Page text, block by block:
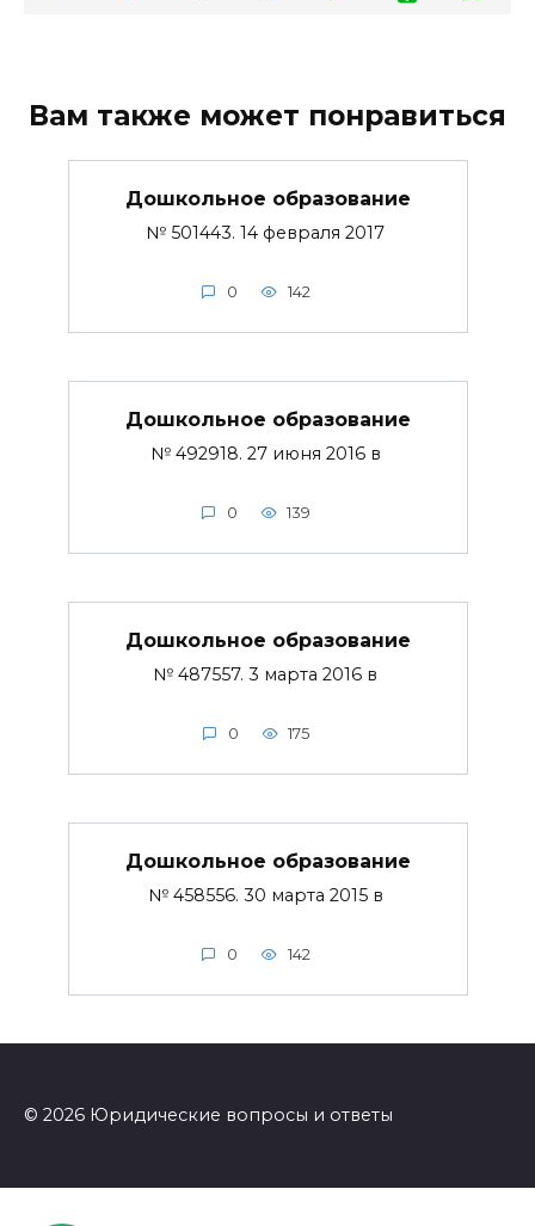
Вам также может понравиться
Дошкольное образование
№ 501443. 14 февраля 2017
0 142
Дошкольное образование
№ 492918. 27 июня 2016 в
0 139
Дошкольное образование
№ 487557. 3 марта 2016 в
0 175
Дошкольное образование
№ 458556. 30 марта 2015 в
0 142
© 2026 Юридические вопросы и ответы